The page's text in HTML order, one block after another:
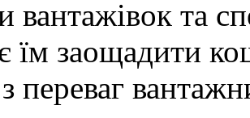
вантажівок та
їм заощадити
переваг